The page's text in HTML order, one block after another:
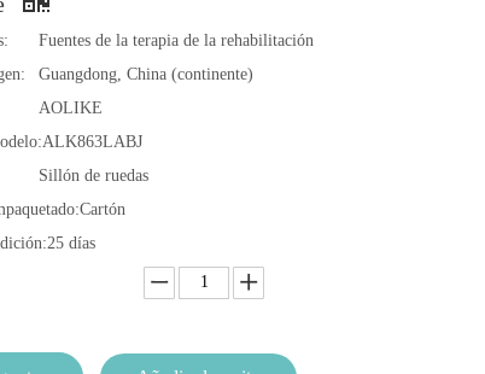
Fuentes de la terapia de la rehabilitación
Guangdong, China (continente)
AOLIKE
ALK863LABJ
Sillón de ruedas
Cartón
25 días